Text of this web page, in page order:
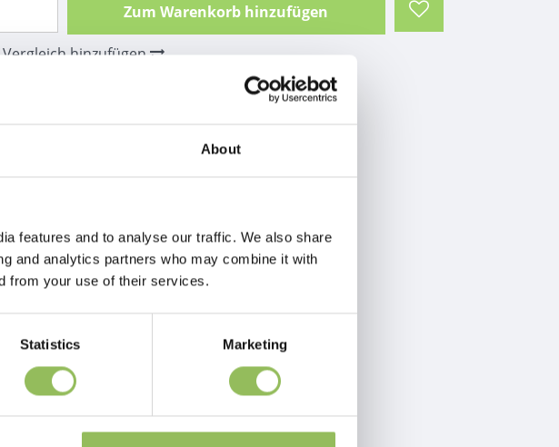
About
features and to analyse our traffic. We also share
and analytics partners who may combine it with
from your use of their services.
Statistics Marketing
Zum Warenkorb hinzufügen
Vergleich hinzufügen
Maus 5 cm fluoreszierend gelb mit Ratsche